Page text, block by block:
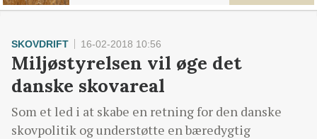
SKOVDRIFT 16-02-2018 10:56
Miljøstyrelsen vil øge det
danske skovareal
Som et led i at skabe en retning for den danske
skovpolitik og understøtte en bæredygtig